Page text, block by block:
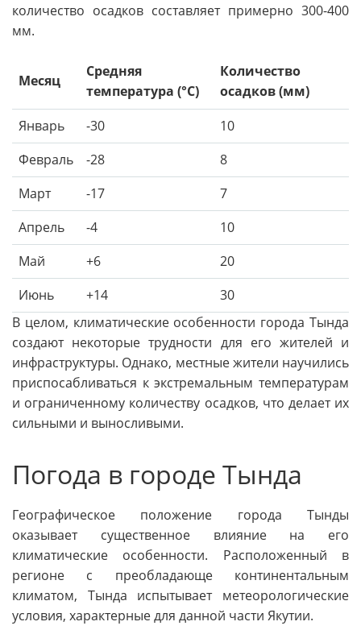
количество осадков составляет примерно 300-400
мм.
Месяц
Средняя
температура (°C)
Количество
осадков (мм)
Январь
-30
10
Февраль
-28
8
Март
-17
7
Апрель
-4
10
Май
+6
20
Июнь
+14
30
В целом, климатические особенности города Тында
создают некоторые трудности для его жителей и
инфраструктуры. Однако, местные жители научились
приспосабливаться к экстремальным температурам
и ограниченному количеству осадков, что делает их
сильными и выносливыми.
Погода в городе Тында
Географическое положение города Тынды
оказывает существенное влияние на его
климатические особенности. Расположенный в
регионе с преобладающе континентальным
климатом, Тында испытывает метеорологические
условия, характерные для данной части Якутии.